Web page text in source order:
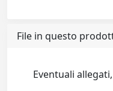
File in questo
Eventuali